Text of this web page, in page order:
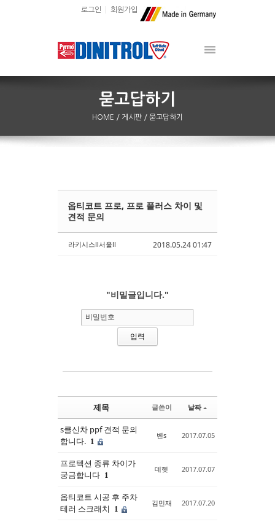
로그인 회원가입
HOME / 게시판 / 묻고답하기
2018.05.24 01:47
옵티코트 프로, 프로 플러스 차이 및
견적 문의
라키시스ll서울ll
"비밀글입니다."
비밀번호
제목 글쓴이 날짜
s클신차 ppf 견적 문의
합니다. 1
벤s 2017.07.05
프로텍션 종류 차이가
궁금합니다 1
데헷 2017.07.07
옵티코트 시공 후 주차
테러 스크래치
1
김민재 2017.07.20
Sketchbook5, 스케치북5
Sketchbook5, 스케치북5
Sketchbook5, 스케치북5
Sketchbook5, 스케치북5